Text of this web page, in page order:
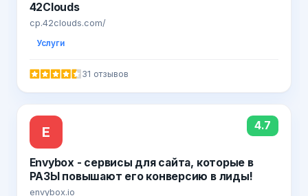
42Clouds
cp.42clouds.com/
Услуги
31 отзывов
E 4.7
Envybox - сервисы для сайта, которые в
РАЗЫ повышают его конверсию в лиды!
envybox.io